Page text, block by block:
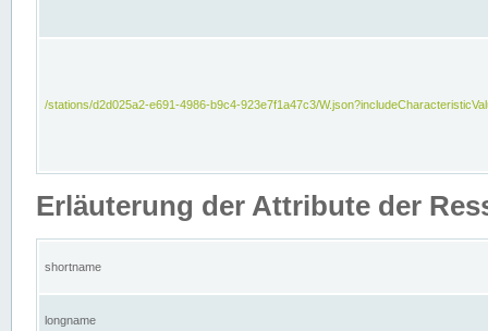
/stations/d2d025a2-e691-4986-b9c4-923e7f1a47c3/
Erläuterung der Attribute der
shortname
longname